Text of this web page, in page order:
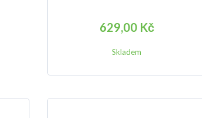
629,00 Kč
Skladem